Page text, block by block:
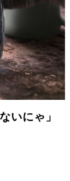
いにゃ」